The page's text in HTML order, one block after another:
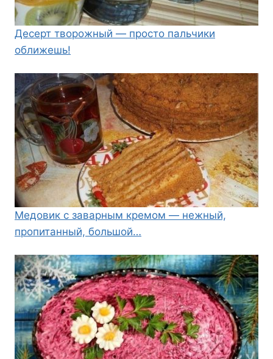
Десерт творожный — просто пальчики
оближешь!
Медовик с заварным кремом — нежный,
пропитанный, большой…